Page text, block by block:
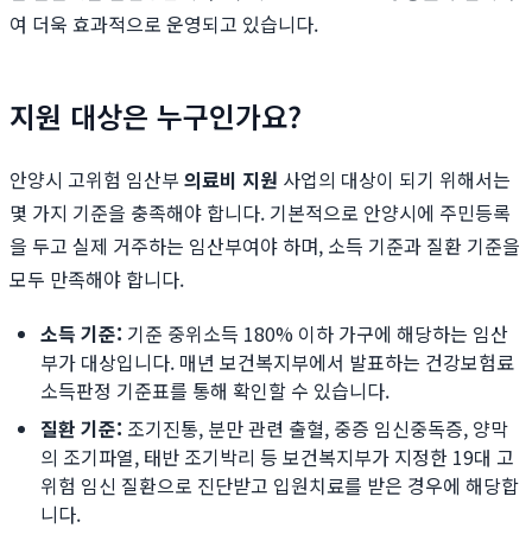
여 더욱 효과적으로 운영되고 있습니다.
지원 대상은 누구인가요?
안양시 고위험 임산부 의료비 지원 사업의 대상이 되기 위해서는
몇 가지 기준을 충족해야 합니다. 기본적으로 안양시에 주민등록
을 두고 실제 거주하는 임산부여야 하며, 소득 기준과 질환 기준을
모두 만족해야 합니다.
소득 기준: 기준 중위소득 180% 이하 가구에 해당하는 임산
부가 대상입니다. 매년 보건복지부에서 발표하는 건강보험료
소득판정 기준표를 통해 확인할 수 있습니다.
질환 기준: 조기진통, 분만 관련 출혈, 중증 임신중독증, 양막
의 조기파열, 태반 조기박리 등 보건복지부가 지정한 19대 고
위험 임신 질환으로 진단받고 입원치료를 받은 경우에 해당합
니다.